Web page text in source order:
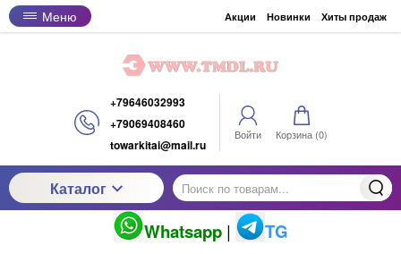
Меню Акции Новинки Хиты продаж
+79646032993
+79069408460
towarkitai@mail.ru
Войти Корзина (0)
Каталог
Whatsapp | TG